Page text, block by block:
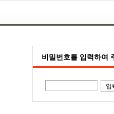
비밀번호를 입력하여